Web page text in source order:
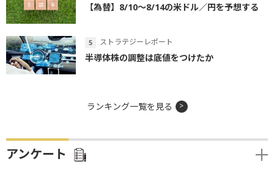
【為替】8/10～8/14の米ドル／円を予想する
ストラテジーレポート
半導体株の調整は底値をつけたか
ランキング一覧を見る
アンケート